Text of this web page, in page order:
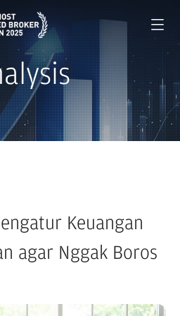
Keuangan
agar Nggak Boros